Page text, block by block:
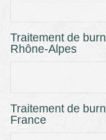
Traitement de
Rhône-Alpes
Traitement de
France